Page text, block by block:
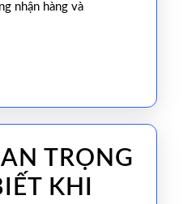
nhận hàng và
TRỌNG
KHI